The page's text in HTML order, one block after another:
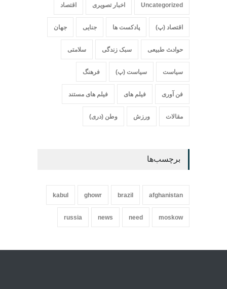
Uncategorized اخبار تصویری اقتصاد
اقتصاد (پ) پادکست ها جنایی جهان
حواد‍‍‍ث طبیعی سبک زندگی سلامتی
سیاست سیاست (پ) فرهنگ
فن آوری فیلم های فیلم های مستند
مقالات ورزش وطن (دری)
برچسب‌ها
afghanistan
brazil
ghowr
kabul
moskow
need
news
russia